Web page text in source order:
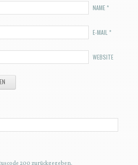
NAME*
E-MAIL *
WEBSITE